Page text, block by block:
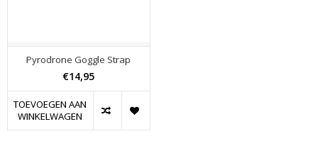
Pyrodrone Goggle Strap
€14,95
TOEVOEGEN AAN
WINKELWAGEN